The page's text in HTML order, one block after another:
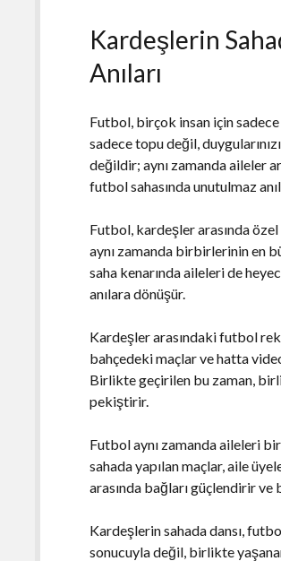
Kardeşlerin
Anıları
Futbol, birçok insan için sadece
sadece topu değil,
değildir; aynı zamanda aileler
futbol sahasında unutulmaz
Futbol, kardeşler arasında
aynı zamanda birbirlerinin en
saha kenarında aileleri de
anılara dönüşür.
Kardeşler arasındaki futbol
bahçedeki maçlar ve hatta
Birlikte geçirilen bu zaman,
pekiştirir.
Futbol aynı zamanda aileleri
sahada yapılan maçlar, aile
arasında bağları güçlendirir
Kardeşlerin sahada dansı,
sonucuyla değil, birlikte